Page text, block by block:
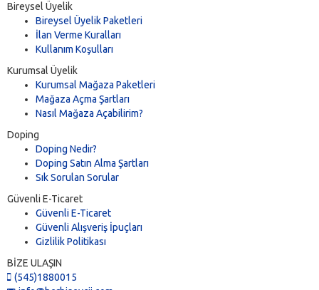
Bireysel Üyelik
Bireysel Üyelik Paketleri
İlan Verme Kuralları
Kullanım Koşulları
Kurumsal Üyelik
Kurumsal Mağaza Paketleri
Mağaza Açma Şartları
Nasıl Mağaza Açabilirim?
Doping
Doping Nedir?
Doping Satın Alma Şartları
Sık Sorulan Sorular
Güvenli E-Ticaret
Güvenli E-Ticaret
Güvenli Alışveriş İpuçları
Gizlilik Politikası
BİZE ULAŞIN
(545)1880015